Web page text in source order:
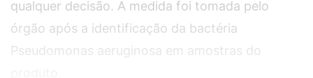
qualquer decisão. A medida foi tomada pelo
órgão após a identificação da bactéria
Pseudomonas aeruginosa em amostras do